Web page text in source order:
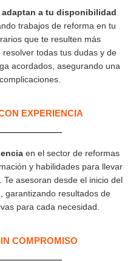
adaptan a tu disponibilidad
trabajos de reforma en tu
que te resulten más
todas tus dudas y de
acordados, asegurando una
EXPERIENCIA​
en el sector de reformas
y habilidades para llevar
asesoran desde el inicio del
garantizando resultados de
para cada necesidad.
COMPROMISO